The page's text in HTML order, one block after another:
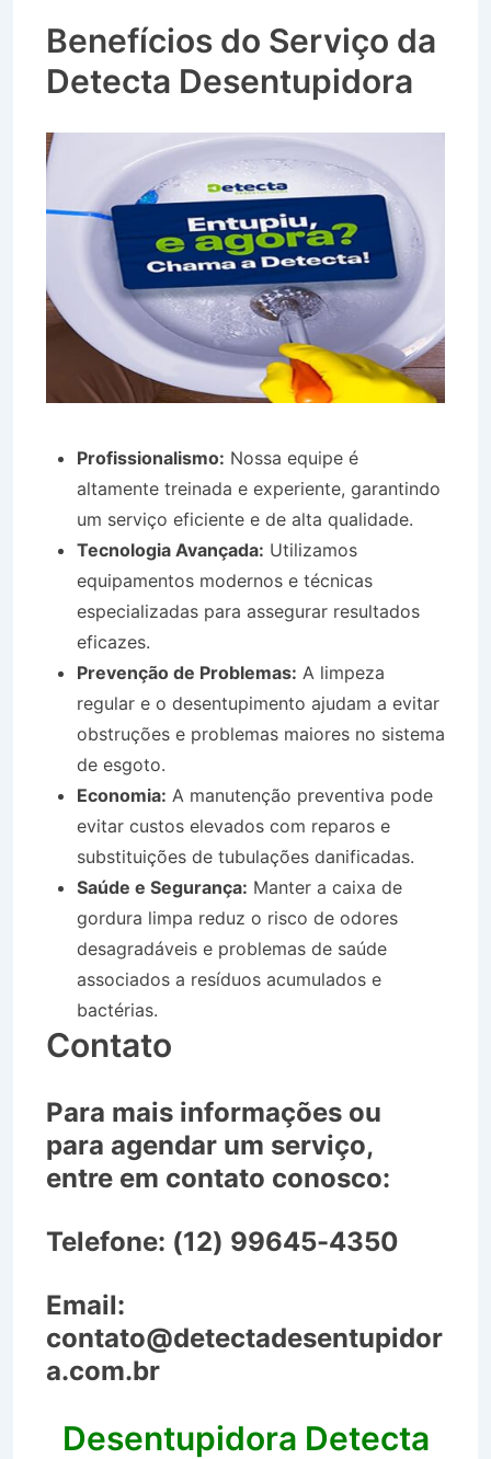
Benefícios do Serviço da
Detecta Desentupidora
Profissionalismo: Nossa equipe é
altamente treinada e experiente, garantindo
um serviço eficiente e de alta qualidade.
Tecnologia Avançada: Utilizamos
equipamentos modernos e técnicas
especializadas para assegurar resultados
eficazes.
Prevenção de Problemas: A limpeza
regular e o desentupimento ajudam a evitar
obstruções e problemas maiores no sistema
de esgoto.
Economia: A manutenção preventiva pode
evitar custos elevados com reparos e
substituições de tubulações danificadas.
Saúde e Segurança: Manter a caixa de
gordura limpa reduz o risco de odores
desagradáveis e problemas de saúde
associados a resíduos acumulados e
bactérias.
Contato
Para mais informações ou
para agendar um serviço,
entre em contato conosco:
Telefone: (12) 99645-4350
Email:
contato@detectadesentupidor
a.com.br
Desentupidora Detecta